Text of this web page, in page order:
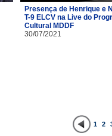
Presença de Henrique e
T-9 ELCV na Live do
Cultural MDDF
30/07/2021
1 2